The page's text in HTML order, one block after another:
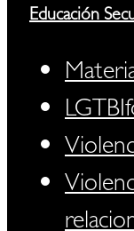
Educación